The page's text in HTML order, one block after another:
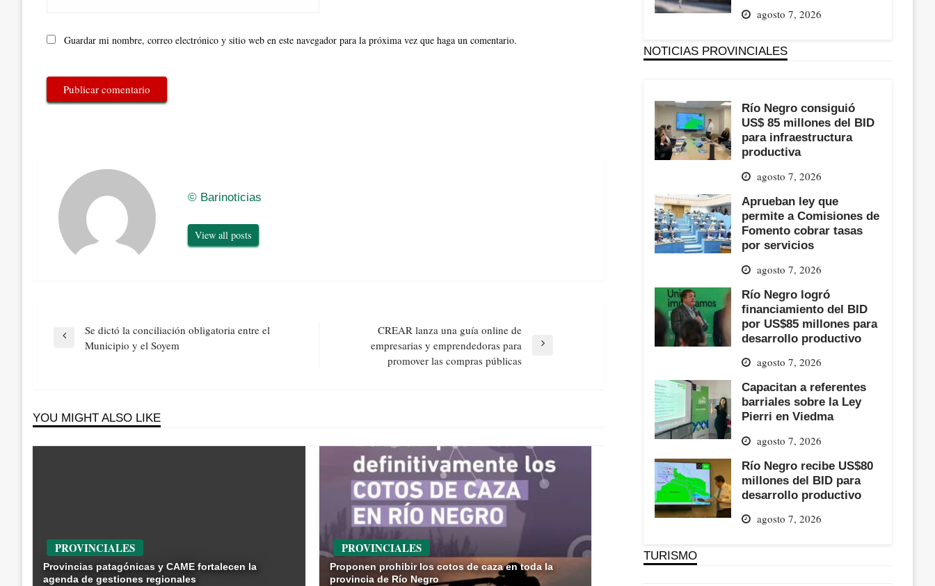
Guardar mi nombre, correo electrónico y sitio web en este navegador para la próxima vez que haga un comentario.
© Barinoticias
View all posts
Navegación
Previous
Se dictó la conciliación obligatoria entre el
Municipio y el Soyem
CREAR lanza una guía online de
empresarias y emprendedoras para
promover las compras públicas
YOU MIGHT ALSO LIKE
PROVINCIALES
Provincias patagónicas y CAME fortalecen la
agenda de gestiones regionales
PROVINCIALES
Proponen prohibir los cotos de caza en toda la
provincia de Río Negro
agosto 7, 2026
NOTICIAS PROVINCIALES
Río Negro consiguió
US$ 85 millones del BID
para infraestructura
productiva
agosto 7, 2026
Aprueban ley que
permite a Comisiones de
Fomento cobrar tasas
por servicios
agosto 7, 2026
Río Negro logró
financiamiento del BID
por US$85 millones para
desarrollo productivo
agosto 7, 2026
Capacitan a referentes
barriales sobre la Ley
Pierri en Viedma
agosto 7, 2026
Río Negro recibe US$80
millones del BID para
desarrollo productivo
agosto 7, 2026
TURISMO